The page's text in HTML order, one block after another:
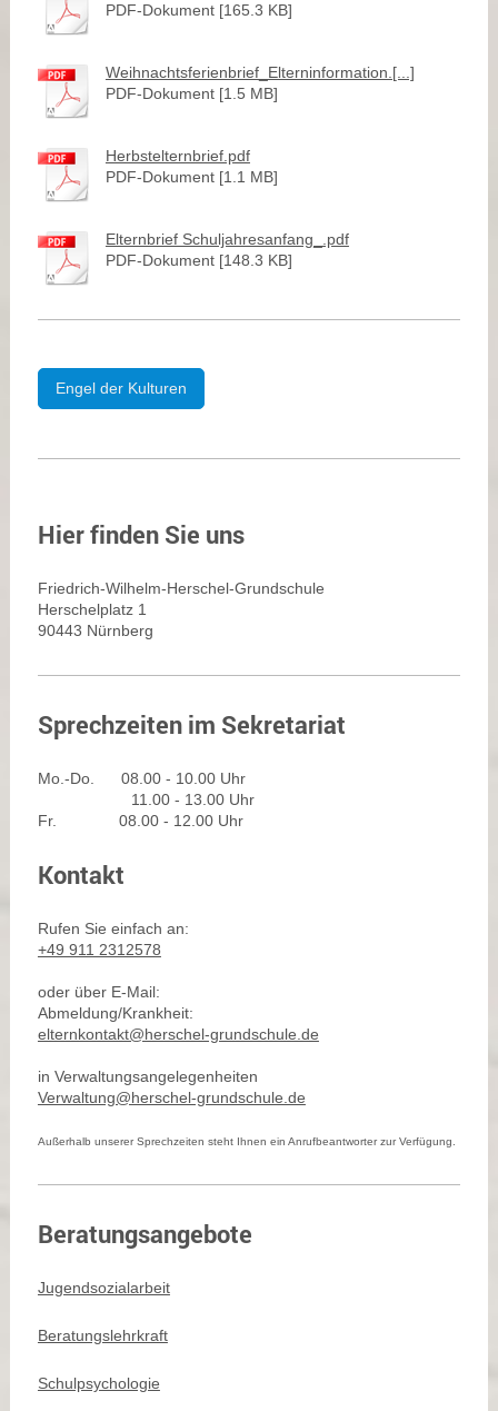
PDF-Dokument [165.3 KB]
Weihnachtsferienbrief_Elterninformation.[...]
PDF-Dokument [1.5 MB]
Herbstelternbrief.pdf
PDF-Dokument [1.1 MB]
Elternbrief Schuljahresanfang_.pdf
PDF-Dokument [148.3 KB]
Engel der Kulturen
Hier finden Sie uns
Friedrich-Wilhelm-Herschel-Grundschule
Herschelplatz 1
90443 Nürnberg
Sprechzeiten im Sekretariat
Mo.-Do. 08.00 - 10.00 Uhr
11.00 - 13.00 Uhr
Fr. 08.00 - 12.00 Uhr
Kontakt
Rufen Sie einfach an:
+49 911 2312578
oder über E-Mail:
Abmeldung/Krankheit:
elternkontakt@herschel-grundschule.de
in Verwaltungsangelegenheiten
Verwaltung@herschel-grundschule.de
Außerhalb unserer Sprechzeiten steht Ihnen ein Anrufbeantworter zur Verfügung.
Beratungsangebote
Jugendsozialarbeit
Beratungslehrkraft
Schulpsychologie